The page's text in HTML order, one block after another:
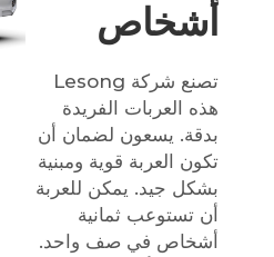
أشخاص
تصنع شركة Lesong
هذه العربات الفريدة
بدقة. يسعون لضمان أن
تكون العربة قوية ومبنية
بشكل جيد. يمكن للعربة
أن تستوعب ثمانية
أشخاص في صف واحد.